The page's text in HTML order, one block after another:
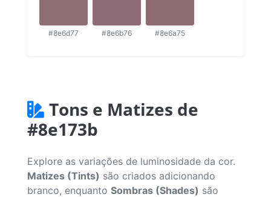
#8e6d77 #8e6b76 #8e6a75
Tons e Matizes de
#8e173b
Explore as variações de luminosidade da cor.
Matizes (Tints) são criados adicionando
branco, enquanto Sombras (Shades) são